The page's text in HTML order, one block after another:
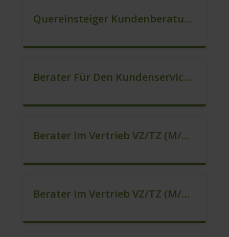
Quereinsteiger Kundenberatung (Außendienst) (m/w/d)
Berater Für Den Kundenservice (m/w/d)
Berater Im Vertrieb VZ/TZ (m/w/d)
Berater Im Vertrieb VZ/TZ (m/w/d)